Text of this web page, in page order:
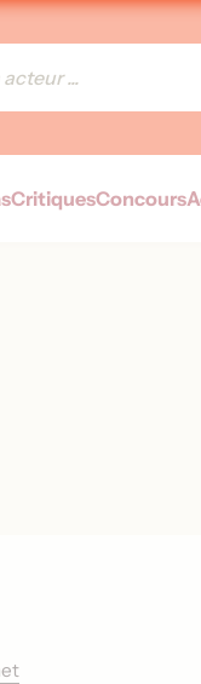
CritiquesConcours